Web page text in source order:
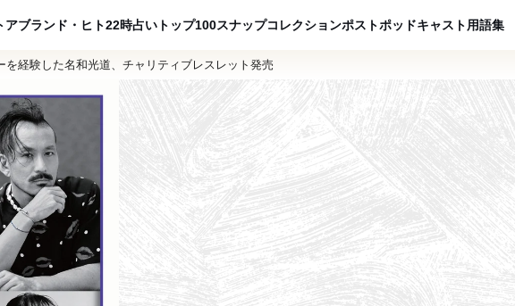
アブランド・ヒト22時占い トップ100スナップコレクションポストポッドキャスト用語集
経験した名和光道、チャリティブレスレット発売